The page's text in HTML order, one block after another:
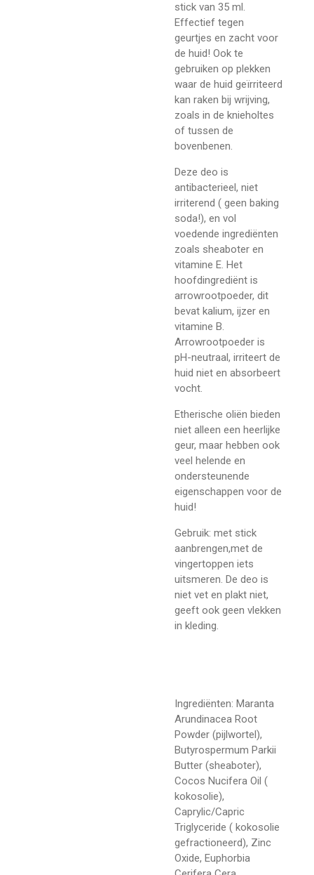
stick van 35 ml.
Effectief tegen
geurtjes en zacht voor
de huid! Ook te
gebruiken op plekken
waar de huid geïrriteerd
kan raken bij wrijving,
zoals in de knieholtes
of tussen de
bovenbenen.
Deze deo is
antibacterieel, niet
irriterend ( geen baking
soda!), en vol
voedende ingrediënten
zoals sheaboter en
vitamine E. Het
hoofdingrediënt is
arrowrootpoeder, dit
bevat kalium, ijzer en
vitamine B.
Arrowrootpoeder is
pH-neutraal, irriteert de
huid niet en absorbeert
vocht.
Etherische oliën bieden
niet alleen een heerlijke
geur, maar hebben ook
veel helende en
ondersteunende
eigenschappen voor de
huid!
Gebruik: met stick
aanbrengen,met de
vingertoppen iets
uitsmeren. De deo is
niet vet en plakt niet,
geeft ook geen vlekken
in kleding.
Ingrediënten: Maranta
Arundinacea Root
Powder (pijlwortel),
Butyrospermum Parkii
Butter (sheaboter),
Cocos Nucifera Oil (
kokosolie),
Caprylic/Capric
Triglyceride ( kokosolie
gefractioneerd), Zinc
Oxide, Euphorbia